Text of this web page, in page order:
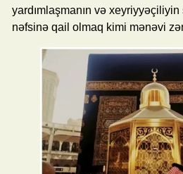
yardımlaşmanın və
nəfsinə qail olmaq kimi mənəvi